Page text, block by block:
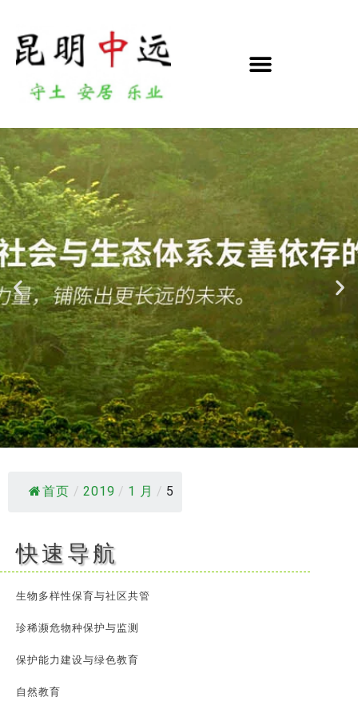
跳
至
首页 / 2019 / 1 月 / 5
快速导航
生物多样性保育与社区共管
珍稀濒危物种保护与监测
保护能力建设与绿色教育
自然教育